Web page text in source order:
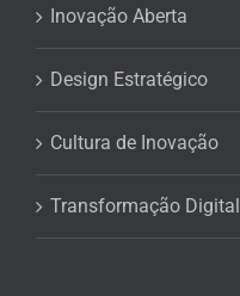
Inovação Aberta
Design Estratégico
Cultura de Inovação
Transformação Digital